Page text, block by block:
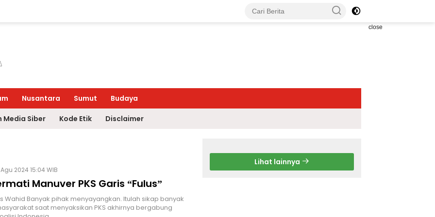
close
Nusantara Sumut Budaya
Media Siber Kode Etik Disclaimer
2024 15:04 WIB
Manuver PKS Garis “Fulus”
Wahid Banyak pihak menyayangkan. Itulah sikap banyak
saat menyaksikan PKS akhirnya bergabung
Lihat lainnya